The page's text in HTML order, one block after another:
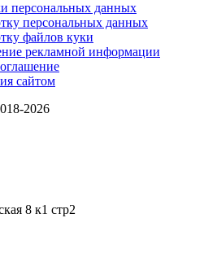
персональных данных
персональных данных
файлов куки
рекламной информации
сайтом
2026
8 к1 стр2